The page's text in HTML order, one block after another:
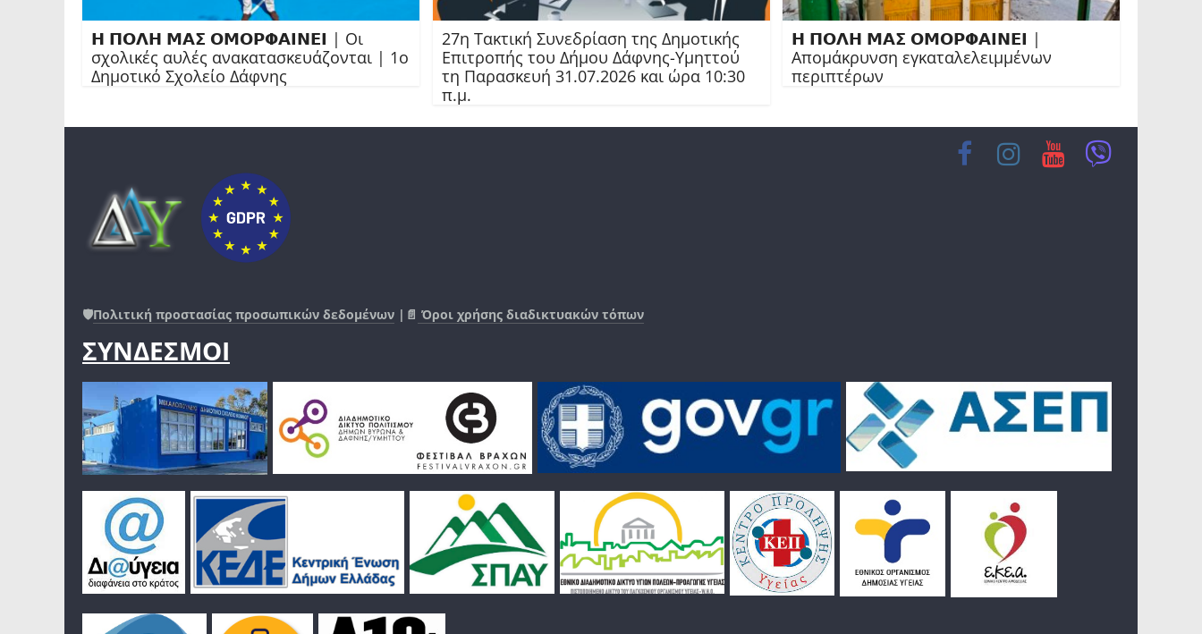
𝝜 𝝥𝝤𝝠𝝜 𝝡𝝖𝝨 𝝤𝝡𝝤𝝦𝝫𝝖𝝞𝝢𝝚𝝞 | Οι
σχολικές αυλές ανακατασκευάζονται | 1ο
Δημοτικό Σχολείο Δάφνης
27η Τακτική Συνεδρίαση της Δημοτικής
Επιτροπής του Δήμου Δάφνης-Υμηττού
τη Παρασκευή 31.07.2026 και ώρα 10:30
π.μ.
𝝜 𝝥𝝤𝝠𝝜 𝝡𝝖𝝨 𝝤𝝡𝝤𝝦𝝫𝝖𝝞𝝢𝝚𝝞 |
Απομάκρυνση εγκαταλελειμμένων
περιπτέρων
🛡️Πολιτική προστασίας προσωπικών δεδομένων |📄 Όροι χρήσης διαδικτυακών τόπων
ΣΥΝΔΕΣΜΟΙ